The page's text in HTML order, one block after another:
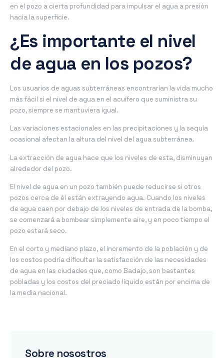
en el pozo a cierta profundidad para impulsar el agua a presión
hacia la superficie.
¿Es importante el nivel
de agua en los pozos?
Los usuarios de aguas subterráneas encontrarían la vida mucho
más fácil si el nivel de agua en el acuífero que suministra su
pozo, siempre se mantuviera igual.
Las variaciones estacionales en las precipitaciones y la sequía
ocasional afectan la altura del nivel del agua subterránea.
La extracción de agua hace que los niveles de esta, disminuyan
alrededor del pozo.
El nivel de agua en un pozo también puede reducirse si otros
pozos cerca de él están extrayendo agua. Cuando los niveles
de agua caen por debajo de los niveles de entrada de la bomba,
se comenzará a bombear simplemente aire, y en poco tiempo el
pozo estará seco.
En el corto y mediano plazo, el incremento de la población y de
los costos podría dificultar la satisfacción de las necesidades
de agua en las ciudades que, como Badajo, son bastantes
pobladas y los costos del preciado líquido están por encima de
la media nacional.
Sobre nosostros